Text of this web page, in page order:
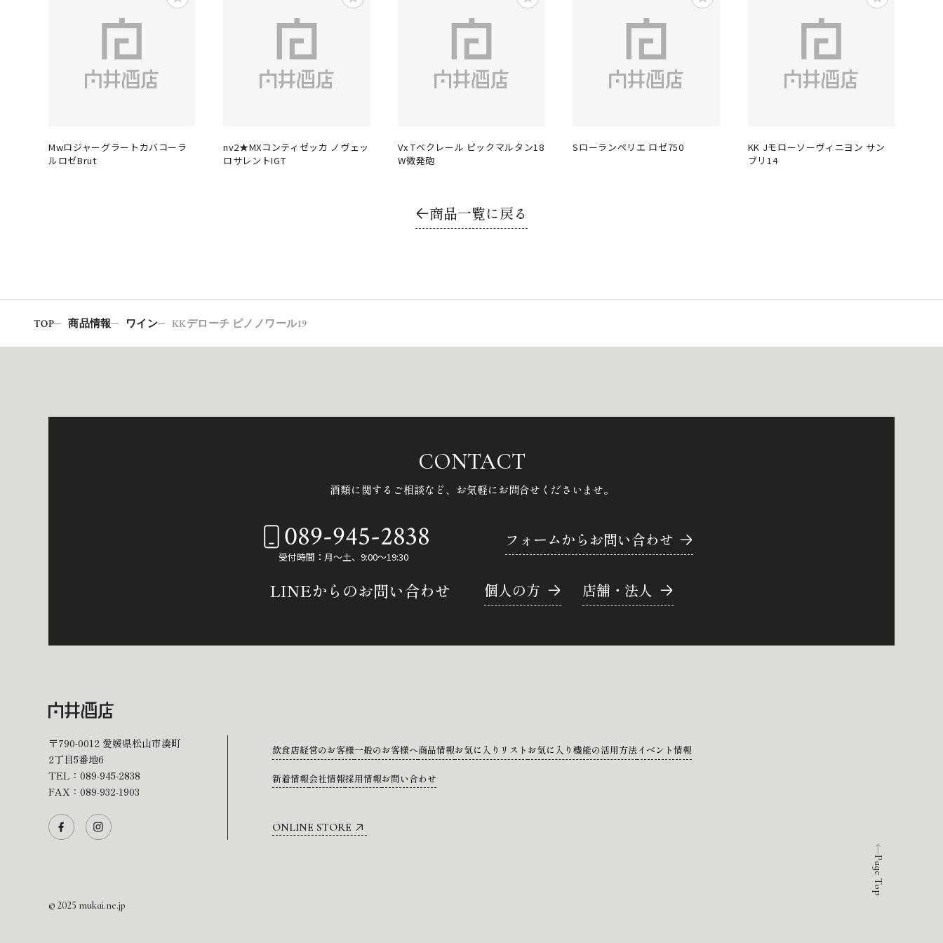
Mwロジャーグラートカバコーラ
ルロゼBrut
nv2★MXコンティゼッカ ノヴェッ
ロサレントIGT
Vx Tベクレール ピックマルタン18
W微発砲
Sローランペリエ ロゼ750
KK Jモローソーヴィニヨン サン
ブリ14
商品一覧に戻る
TOP 商品情報 ワイン KKデローチ ピノノワール19
Page Top
CONTACT
酒類に関するご相談など、 お気軽にお問合せくださいませ。
089-945-2838
受付時間：月～土、9:00～19:30
フォームからお問い合わせ
LINEからのお問い合わせ 個人の方 店舗・法人
〒790-0012 愛媛県松山市湊町
2丁目5番地6
TEL： 089-945-2838
FAX：089-932-1903
飲食店経営のお客様一般のお客様へ商品情報お気に入りリスト お気に入り機能の活用方法イベント情報
新着情報会社情報採用情報お問い合わせ
ONLINE STORE
© 2025 mukai.ne.jp